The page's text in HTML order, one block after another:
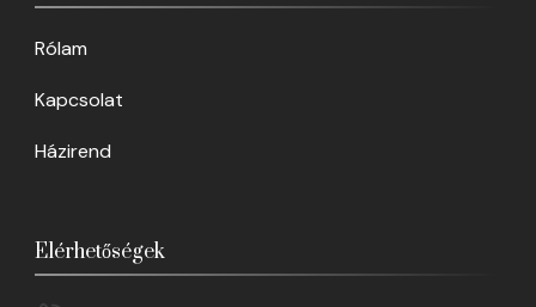
Rólam
Kapcsolat
Házirend
Elérhetőségek